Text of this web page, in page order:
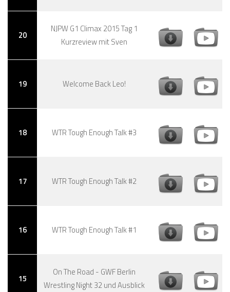
20
NJPW G1 Climax 2015 Tag 1
Kurzreview mit Sven
19 Welcome Back Leo!
18 WTR Tough Enough Talk #3
17 WTR Tough Enough Talk #2
16 WTR Tough Enough Talk #1
15
On The Road - GWF Berlin
Wrestling Night 32 und Ausblick